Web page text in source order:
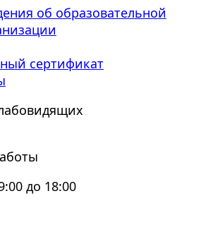
об образовательной
сертификат
до 18:00